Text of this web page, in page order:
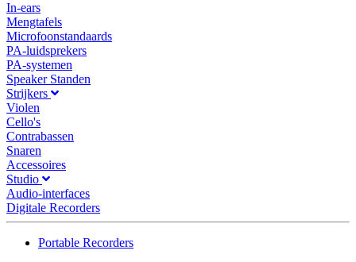
In-ears
Mengtafels
Microfoonstandaards
PA-luidsprekers
PA-systemen
Speaker Standen
Strijkers
Violen
Cello's
Contrabassen
Snaren
Accessoires
Studio
Audio-interfaces
Digitale Recorders
Portable Recorders